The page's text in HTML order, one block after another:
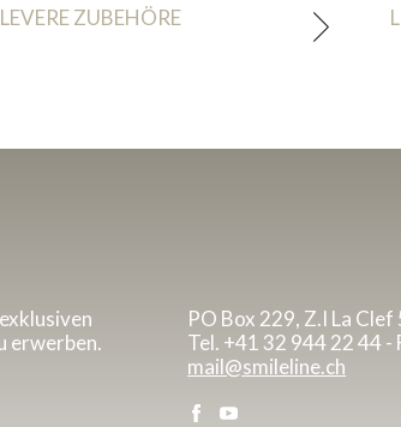
ZUBEHÖRE
erwerben.
PO Box 229, Z.I La
Tel. +41 32 944 22 44
mail@smileline.ch